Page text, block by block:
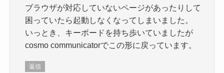
ブラウザが対応していないページがあったりして
困っていたら起動しなくなってしまいました。
いっとき、キーボードを持ち歩いていましたが
cosmo communicatorでこの形に戻っています。
返信